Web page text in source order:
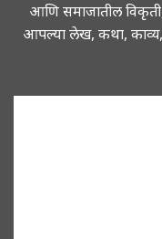
आणि समाजातील
आपल्या लेख, कथा, काव्य,